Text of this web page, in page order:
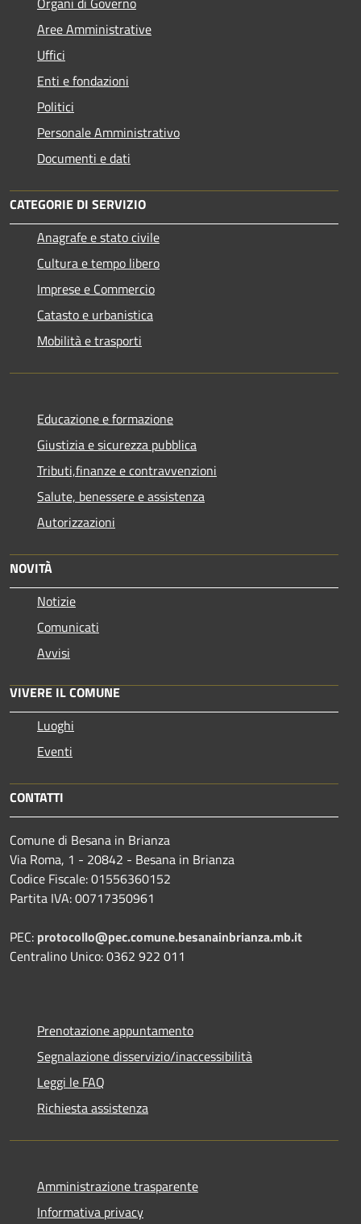
Aree Amministrative
Uffici
Enti e fondazioni
Politici
Personale Amministrativo
Documenti e dati
CATEGORIE DI SERVIZIO
Anagrafe e stato civile
Cultura e tempo libero
Imprese e Commercio
Catasto e urbanistica
Mobilità e trasporti
Educazione e formazione
Giustizia e sicurezza pubblica
Tributi,finanze e contravvenzioni
Salute, benessere e assistenza
Autorizzazioni
NOVITÀ
Notizie
Comunicati
Avvisi
VIVERE IL COMUNE
Luoghi
Eventi
CONTATTI
Comune di Besana in Brianza
Via Roma, 1 - 20842 - Besana in Brianza
Codice Fiscale: 01556360152
Partita IVA: 00717350961
PEC: protocollo@pec.comune.besanainbrianza.mb.it
Centralino Unico: 0362 922 011
Prenotazione appuntamento
Segnalazione disservizio/inaccessibilità
Leggi le FAQ
Richiesta assistenza
Amministrazione trasparente
Informativa privacy